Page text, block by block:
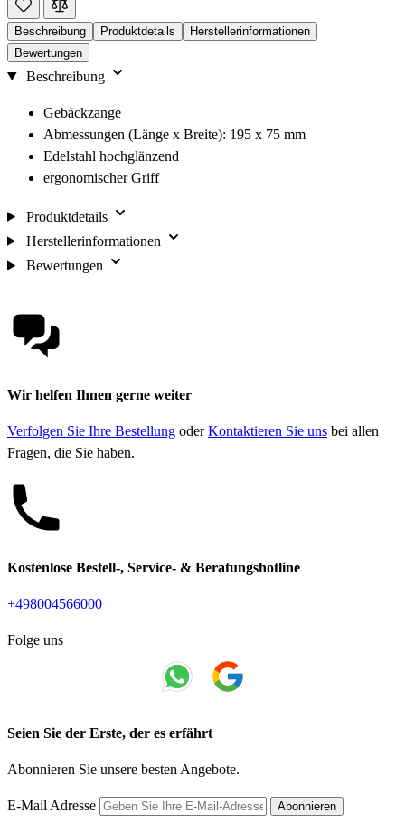
Beschreibung Produktdetails
Herstellerinformationen
Bewertungen
Beschreibung
Gebäckzange
Abmessungen (Länge x Breite): 195 x 75 mm
Edelstahl hochglänzend
ergonomischer Griff
Produktdetails
Herstellerinformationen
Bewertungen
Wir helfen Ihnen gerne weiter
Verfolgen Sie Ihre Bestellung oderKontaktieren Sie uns bei allen
Fragen, die Sie haben.
Kostenlose Bestell-, Service- & Beratungshotline
+498004566000
Folge uns
Seien Sie der Erste, der es erfährt
Abonnieren Sie unsere besten Angebote.
E-Mail Adresse Abonnieren